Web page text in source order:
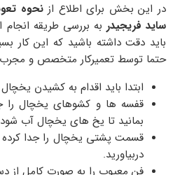
در این بخش برای اطلاع ازنحوه
ساید فریجیدر به بررسی طریقه انجام
باید دقت داشته باشید که این کار
حتما توسط تعمیرکار متخصص و مجرب
ابتدا باید اقدام به کشیدن یخچال
قفسه ها و کشوهای یخچال را
بمانید تا یخ های یخچال آب
قسمت پشتی یخچال را جدا کرده
دربیاورید.
فن معیوب را به صورت کامل از